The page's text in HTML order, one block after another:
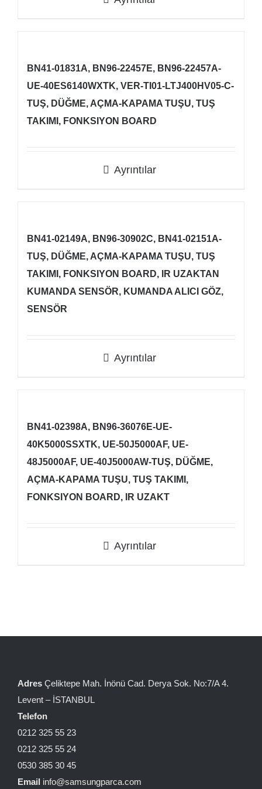
BN41-01831A, BN96-22457E, BN96-22457A-
UE-40ES6140WXTK, VER-TI01-LTJ400HV05-C-
TUŞ, DÜĞME, AÇMA-KAPAMA TUŞU, TUŞ
TAKIMI, FONKSIYON BOARD
Ayrıntılar
BN41-02149A, BN96-30902C, BN41-02151A-
TUŞ, DÜĞME, AÇMA-KAPAMA TUŞU, TUŞ
TAKIMI, FONKSIYON BOARD, IR UZAKTAN
KUMANDA SENSÖR, KUMANDA ALICI GÖZ,
SENSÖR
Ayrıntılar
BN41-02398A, BN96-36076E-UE-
40K5000SSXTK, UE-50J5000AF, UE-
48J5000AF, UE-40J5000AW-TUŞ, DÜĞME,
AÇMA-KAPAMA TUŞU, TUŞ TAKIMI,
FONKSIYON BOARD, IR UZAKT
Ayrıntılar
Adres Çeliktepe Mah. İnönü Cad. Derya Sok. No:7/A 4.
Levent – İSTANBUL
Telefon
0212 325 55 23
0212 325 55 24
0530 385 30 45
Email info@samsungparca.com